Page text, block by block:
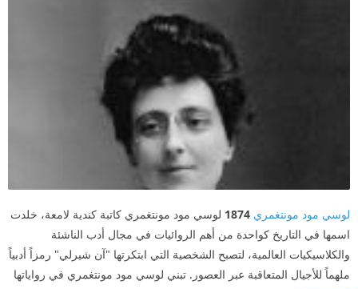
لوسي مود مونتغمري 1874 لوسي مود مونتغمري كاتبة كندية لامعة، خلدت
اسمها في التاريخ كواحدة من أهم الروائيات في مجال أدب الناشئة
والكلاسيكيات العالمية، لتصبح الشخصية التي ابتكرتها "آن شيرلي" رمزاً أدبياً
ملهماً للأجيال المتعاقبة عبر العصور. تبني لوسي مود مونتغمري في رواياتها